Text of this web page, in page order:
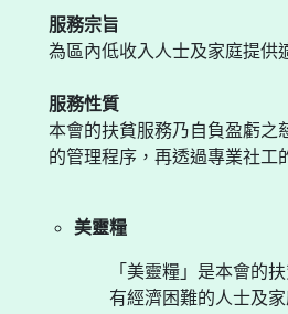
服務宗旨
為區內低收入人士及家庭提供
服務性質
本會的扶貧服務乃自負盈虧之
的管理程序，再透過專業社工
美靈糧
「美靈糧」是本會的
有經濟困難的人士及